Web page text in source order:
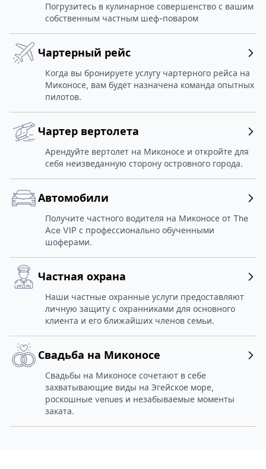
Погрузитесь в кулинарное совершенство с вашим
собственным частным шеф-поваром
Чартерный рейс
Когда вы бронируете услугу чартерного рейса на
Миконосе, вам будет назначена команда опытных
пилотов.
Чартер вертолета
Арендуйте вертолет на Миконосе и откройте для
себя неизведанную сторону островного города.
Автомобили
Получите частного водителя на Миконосе от The
Ace VIP с профессионально обученными
шоферами.
Частная охрана
Наши частные охранные услуги предоставляют
личную защиту с охранниками для основного
клиента и его ближайших членов семьи.
Свадьба на Миконосе
Свадьбы на Миконосе сочетают в себе
захватывающие виды на Эгейское море,
роскошные venues и незабываемые моменты
заката.